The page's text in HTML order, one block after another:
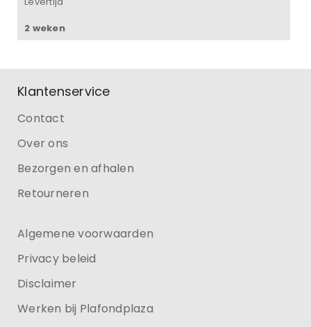
2 weken
Klantenservice
Contact
Over ons
Bezorgen en afhalen
Retourneren
Algemene voorwaarden
Privacy beleid
Disclaimer
Werken bij Plafondplaza